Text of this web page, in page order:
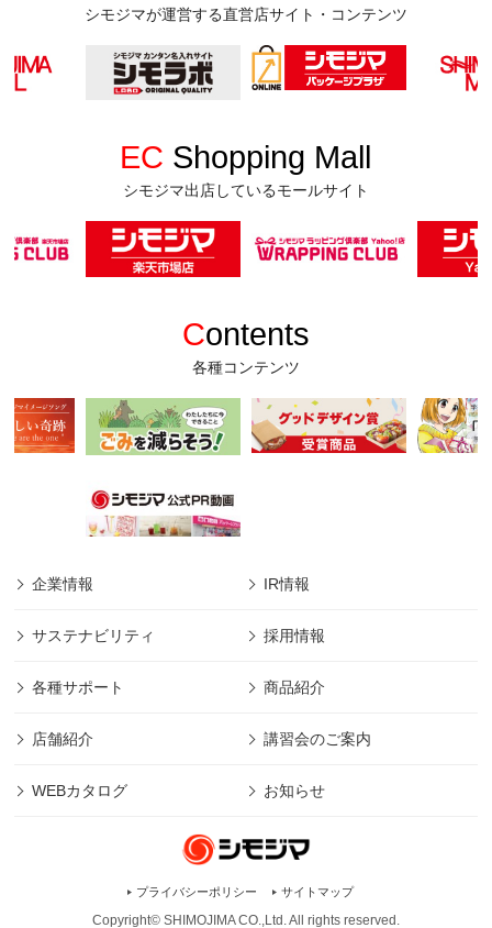
シモジマが運営する直営店サイト・コンテンツ
EC Shopping Mall
シモジマ出店しているモールサイト
Contents
各種コンテンツ
企業情報 IR情報
サステナビリティ 採用情報
各種サポート 商品紹介
店舗紹介 講習会のご案内
WEBカタログ お知らせ
プライバシーポリシー サイトマップ
Copyright© SHIMOJIMA CO.,Ltd. All rights reserved.